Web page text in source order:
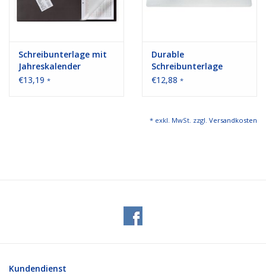
Büroeinrichtung
Schreibunterlage mit
Jahreskalender
€13,19 *
Durable
Schreibunterlage
€12,88 *
* exkl. MwSt. zzgl. Versandkosten
Kundendienst